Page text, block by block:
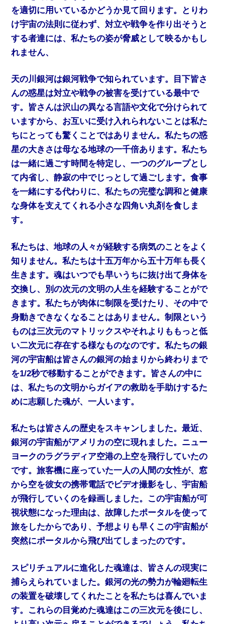
を適切に用いているかどうか見て回ります。とりわ
け宇宙の法則に従わず、対立や戦争を作り出そうと
する者達には、私たちの姿が脅威として映るかもし
れません、
天の川銀河は銀河戦争で知られています。目下皆さ
んの惑星は対立や戦争の被害を受けている最中で
す。皆さんは沢山の異なる言語や文化で分けられて
いますから、お互いに受け入れられないことは私た
ちにとっても驚くことではありません。私たちの惑
星の大きさは母なる地球の一千倍あります。私たち
は一緒に過ごす時間を特定し、一つのグループとし
て内省し、静寂の中でじっとして過ごします。食事
を一緒にする代わりに、私たちの完璧な調和と健康
な身体を支えてくれる小さな四角い丸剤を食しま
す。
私たちは、地球の人々が経験する病気のことをよく
知りません。私たちは十五万年から五十万年も長く
生きます。魂はいつでも早いうちに抜け出て身体を
交換し、別の次元の文明の人生を経験することがで
きます。私たちが肉体に制限を受けたり、その中で
身動きできなくなることはありません。制限という
ものは三次元のマトリックスやそれよりももっと低
い二次元に存在する様なものなのです。私たちの銀
河の宇宙船は皆さんの銀河の始まりから終わりまで
を1/2秒で移動することができます。皆さんの中に
は、私たちの文明からガイアの救助を手助けするた
めに志願した魂が、一人います。
私たちは皆さんの歴史をスキャンしました。最近、
銀河の宇宙船がアメリカの空に現れました。ニュー
ヨークのラグラディア空港の上空を飛行していたの
です。旅客機に座っていた一人の人間の女性が、窓
から空を彼女の携帯電話でビデオ撮影をし、宇宙船
が飛行していくのを録画しました。この宇宙船が可
視状態になった理由は、故障したポータルを使って
旅をしたからであり、予想よりも早くこの宇宙船が
突然にポータルから飛び出てしまったのです。
スピリチュアルに進化した魂達は、皆さんの現実に
捕らえられていました。銀河の光の勢力が輪廻転生
の装置を破壊してくれたことを私たちは喜んでいま
す。これらの目覚めた魂達はこの三次元を後にし、